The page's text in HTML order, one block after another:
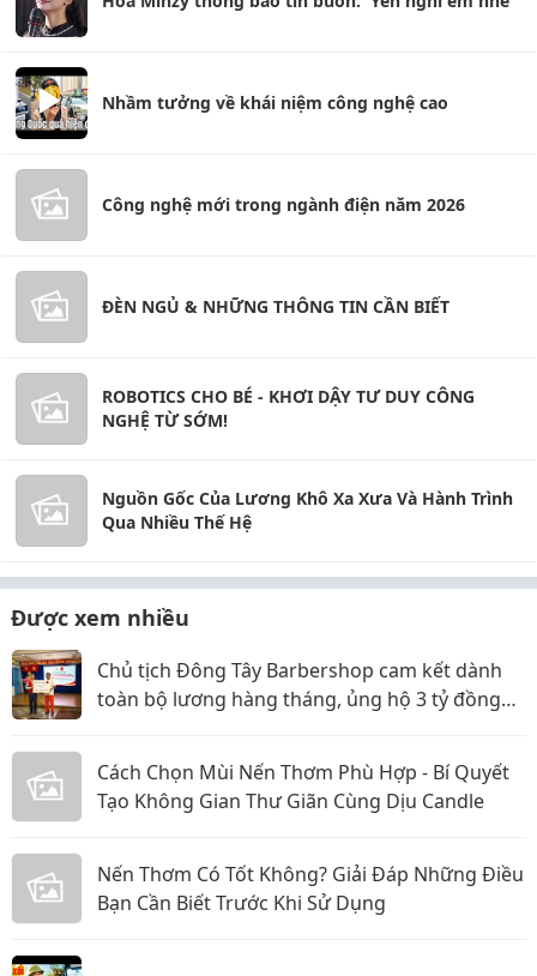
Nhầm tưởng về khái niệm công nghệ cao
Công nghệ mới trong ngành điện năm 2026
ĐÈN NGỦ & NHỮNG THÔNG TIN CẦN BIẾT
ROBOTICS CHO BÉ - KHƠI DẬY TƯ DUY CÔNG
NGHỆ TỪ SỚM!
Nguồn Gốc Của Lương Khô Xa Xưa Và Hành Trình
Qua Nhiều Thế Hệ
Được xem nhiều
Chủ tịch Đông Tây Barbershop cam kết dành
toàn bộ lương hàng tháng, ủng hộ 3 tỷ đồng
Cách Chọn Mùi Nến Thơm Phù Hợp - Bí Quyết
Tạo Không Gian Thư Giãn Cùng Dịu Candle
Nến Thơm Có Tốt Không? Giải Đáp Những Điều
Bạn Cần Biết Trước Khi Sử Dụng